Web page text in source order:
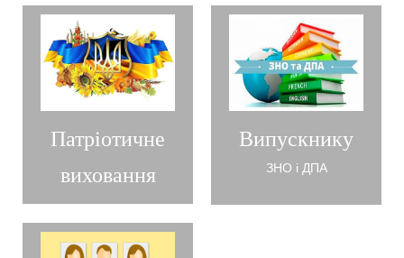
Патріотичне
виховання
Випускнику
ЗНО і ДПА